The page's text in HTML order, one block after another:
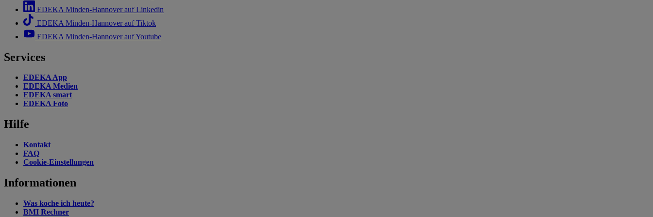
EDEKA Minden-Hannover auf Linkedin
EDEKA Minden-Hannover auf Tiktok
EDEKA Minden-Hannover auf Youtube
Services
EDEKA App
EDEKA Medien
EDEKA smart
EDEKA Foto
Hilfe
Kontakt
FAQ
Cookie-Einstellungen
Informationen
Was koche ich heute?
BMI Rechner